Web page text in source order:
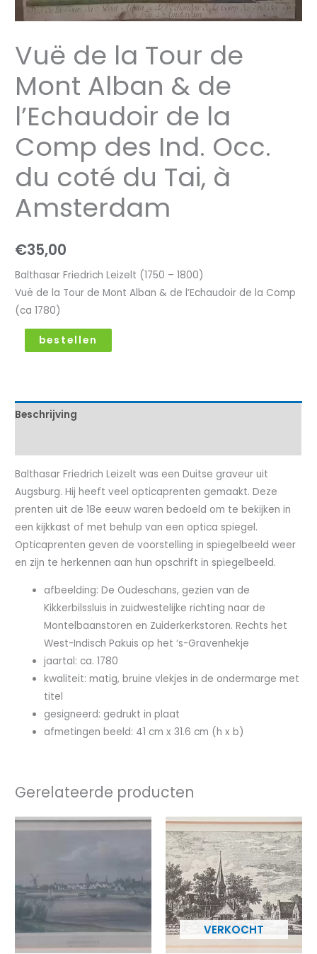
Vuë de la Tour de
Mont Alban & de
l’Echaudoir de la
Comp des Ind. Occ.
du coté du Tai, à
Amsterdam
€35,00
Balthasar Friedrich Leizelt (1750 – 1800)
Vuë de la Tour de Mont Alban & de l’Echaudoir de la Comp
(ca 1780)
la
des
Ind.
Occ.
du
coté
Tai,
Amsterdam
aantal
bestellen
Beschrijving
Balthasar Friedrich Leizelt was een Duitse graveur uit
Augsburg. Hij heeft veel opticaprenten gemaakt. Deze
prenten uit de 18e eeuw waren bedoeld om te bekijken in
een kijkkast of met behulp van een optica spiegel.
Opticaprenten geven de voorstelling in spiegelbeeld weer
en zijn te herkennen aan hun opschrift in spiegelbeeld.
afbeelding: De Oudeschans, gezien van de
Kikkerbilssluis in zuidwestelijke richting naar de
Montelbaanstoren en Zuiderkerkstoren. Rechts het
West-Indisch Pakuis op het ‘s-Gravenhekje
jaartal: ca. 1780
kwaliteit: matig, bruine vlekjes in de ondermarge met
titel
gesigneerd: gedrukt in plaat
afmetingen beeld: 41 cm x 31.6 cm (h x b)
Gerelateerde producten